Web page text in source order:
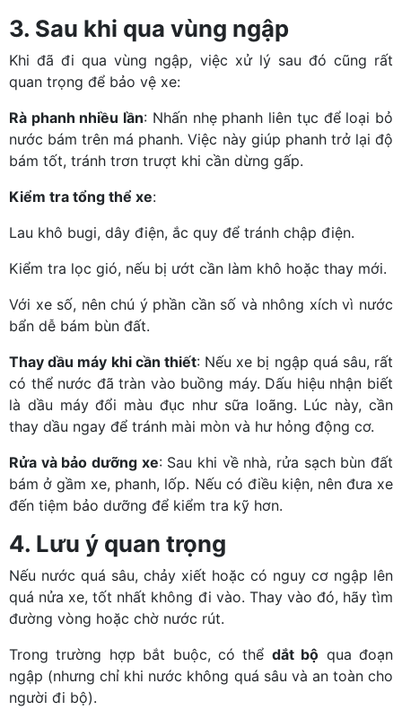
3. Sau khi qua vùng ngập
Khi đã đi qua vùng ngập, việc xử lý sau đó cũng rất
quan trọng để bảo vệ xe:
Rà phanh nhiều lần: Nhấn nhẹ phanh liên tục để loại bỏ
nước bám trên má phanh. Việc này giúp phanh trở lại độ
bám tốt, tránh trơn trượt khi cần dừng gấp.
Kiểm tra tổng thể xe:
Lau khô bugi, dây điện, ắc quy để tránh chập điện.
Kiểm tra lọc gió, nếu bị ướt cần làm khô hoặc thay mới.
Với xe số, nên chú ý phần cần số và nhông xích vì nước
bẩn dễ bám bùn đất.
Thay dầu máy khi cần thiết: Nếu xe bị ngập quá sâu, rất
có thể nước đã tràn vào buồng máy. Dấu hiệu nhận biết
là dầu máy đổi màu đục như sữa loãng. Lúc này, cần
thay dầu ngay để tránh mài mòn và hư hỏng động cơ.
Rửa và bảo dưỡng xe: Sau khi về nhà, rửa sạch bùn đất
bám ở gầm xe, phanh, lốp. Nếu có điều kiện, nên đưa xe
đến tiệm bảo dưỡng để kiểm tra kỹ hơn.
4. Lưu ý quan trọng
Nếu nước quá sâu, chảy xiết hoặc có nguy cơ ngập lên
quá nửa xe, tốt nhất không đi vào. Thay vào đó, hãy tìm
đường vòng hoặc chờ nước rút.
Trong trường hợp bắt buộc, có thể dắt bộ qua đoạn
ngập (nhưng chỉ khi nước không quá sâu và an toàn cho
người đi bộ).